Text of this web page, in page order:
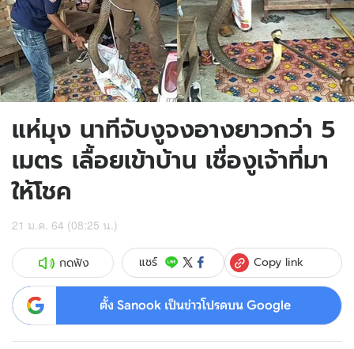
แห่มุง นาทีจับงูจงอางยาวกว่า 5
เมตร เลื้อยเข้าบ้าน เชื่องูเจ้าที่มา
ให้โชค
21 ม.ค. 64 (08:25 น.)
กดฟัง แชร์ Copy link
ตั้ง Sanook เป็นข่าวโปรดบน Google